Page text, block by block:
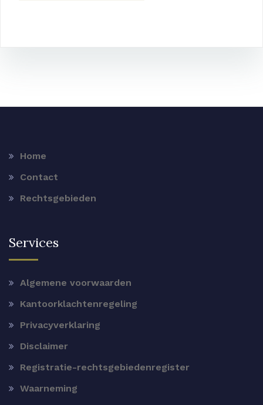
Home
Contact
Rechtsgebieden
Services
Algemene voorwaarden
Kantoorklachtenregeling
Privacyverklaring
Disclaimer
Registratie-rechtsgebiedenregister
Waarneming